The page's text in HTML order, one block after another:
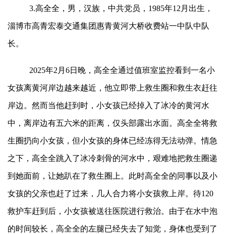
3.高全全，男，汉族，中共党员，1985年12月出生，
淄博市高青宏泰交通集团惠青黄河大桥收费站一中队中队
长。
2025年2月6日晚，高全全通过值班室监控看到一名小
女孩离黄河岸边越来越近，他立即带上救生圈和救生衣赶往
岸边。然而当他赶到时，小女孩已经掉入了冰冷的黄河水
中，离岸边有五六米的距离，仅头部露出水面。高全全将救
生圈扔向小女孩，但小女孩的身体已经冻得无法动弹。情急
之下，高全全跳入了冰冷刺骨的河水中，艰难地把救生圈递
到她面前，让她趴在了救生圈上。此时高全全的同事以及小
女孩的父亲也赶了过来，几人合力将小女孩救上岸。待120
救护车赶到后，小女孩被送往医院进行救治。由于在水中泡
的时间较长，高全全的左腿已经失去了知觉，身体也受到了